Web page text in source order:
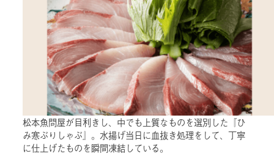
松本魚問屋が目利きし、中でも上質なものを選別した『ひ
み寒ぶりしゃぶ』。水揚げ当日に血抜き処理をして、丁寧
に仕上げたものを瞬間凍結している。